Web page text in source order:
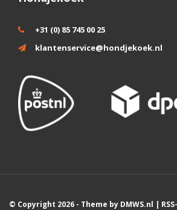
+31 (0) 85 745 00 25
klantenservice@hondjekoek.nl
© Copyright 2026 - Theme by DMWS.nl |